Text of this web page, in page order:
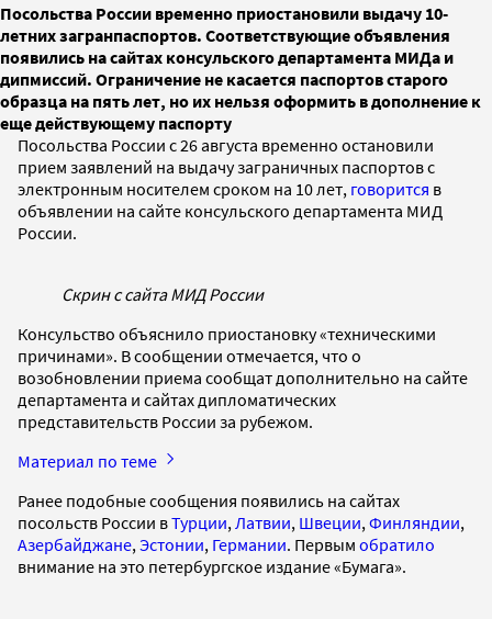
Посольства России временно приостановили выдачу 10-
летних загранпаспортов. Соответствующие объявления
появились на сайтах консульского департамента МИДа и
дипмиссий. Ограничение не касается паспортов старого
образца на пять лет, но их нельзя оформить в дополнение к
еще действующему паспорту
Посольства России с 26 августа временно остановили
прием заявлений на выдачу заграничных паспортов с
электронным носителем сроком на 10 лет, говорится в
объявлении на сайте консульского департамента МИД
России.
Скрин с сайта МИД России
Консульство объяснило приостановку «техническими
причинами». В сообщении отмечается, что о
возобновлении приема сообщат дополнительно на сайте
департамента и сайтах дипломатических
представительств России за рубежом.
Материал по теме
Ранее подобные сообщения появились на сайтах
посольств России вТурции, Латвии, Швеции, Финляндии,
Азербайджане, Эстонии, Германии. Первым обратило
внимание на это петербургское издание «Бумага».